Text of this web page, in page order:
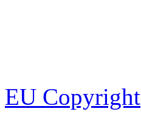
EU Copyright